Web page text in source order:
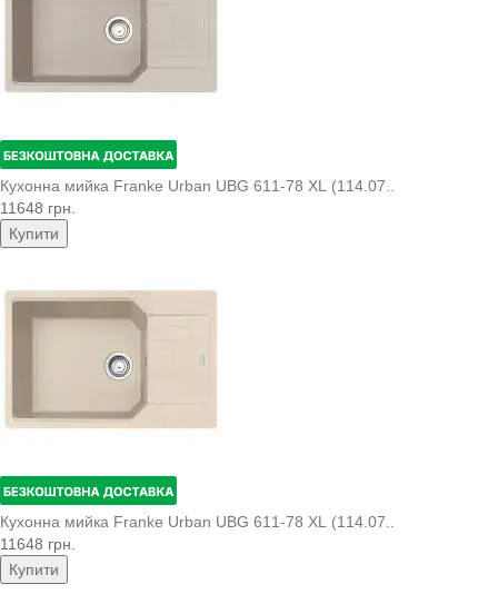
Кухонна мийка Franke Urban UBG 611-78 XL (114.07..
11648 грн.
Купити
Кухонна мийка Franke Urban UBG 611-78 XL (114.07..
11648 грн.
Купити